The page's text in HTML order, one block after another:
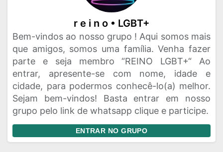
r e i n o • LGBT+
Bem-vindos ao nosso grupo ! Aqui somos mais
que amigos, somos uma família. Venha fazer
parte e seja membro “REINO LGBT+“ Ao
entrar, apresente-se com nome, idade e
cidade, para podermos conhecê-lo(a) melhor.
Sejam bem-vindos! Basta entrar em nosso
grupo pelo link de whatsapp clique e participe.
ENTRAR NO GRUPO